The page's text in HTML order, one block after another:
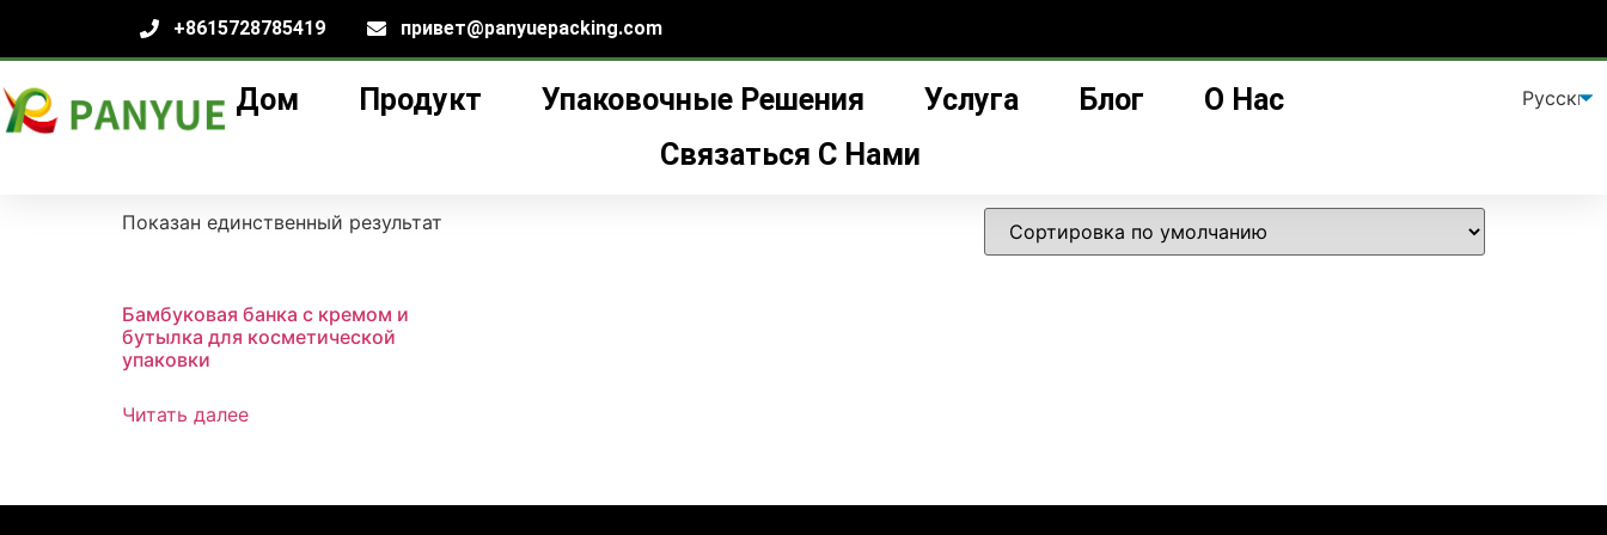
+8615728785419 привет@panyuepacking.com
Дом Продукт Упаковочные Решения Услуга Блог
О Нас
Связаться С Нами
Дом /продукт / Товары с меткой «custom bamboo cream jar”
custom bamboo cream jar
Показан единственный результат
Бамбуковая банка с кремом и
бутылка для косметической
упаковки
Читать далее